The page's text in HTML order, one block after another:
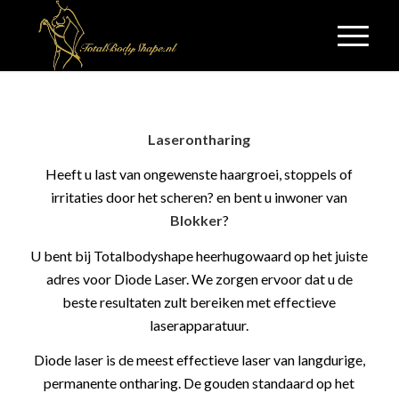
Laserontharing
Heeft u last van ongewenste haargroei, stoppels of
irritaties door het scheren? en bent u inwoner van
Blokker?
U bent bij Totalbodyshape heerhugowaard op het juiste
adres voor Diode Laser. We zorgen ervoor dat u de
beste resultaten zult bereiken met effectieve
laserapparatuur.
Diode laser is de meest effectieve laser van langdurige,
permanente ontharing. De gouden standaard op het